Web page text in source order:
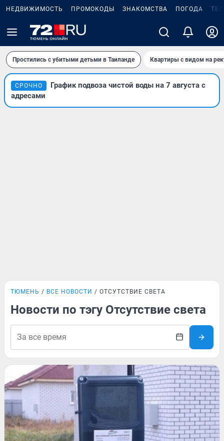
НЕДВИЖИМОСТЬ ПРОМОКОДЫ ЗНАКОМСТВА ПОГОДА
Простились с убитыми детьми в Таиланде Квартиры с видом на
СРОЧНО
График подвоза чистой воды на 7 августа с
адресами
ТЮМЕНЬ ВСЕ НОВОСТИ ОТСУТСТВИЕ СВЕТА
Новости по тэгу Отсутствие света